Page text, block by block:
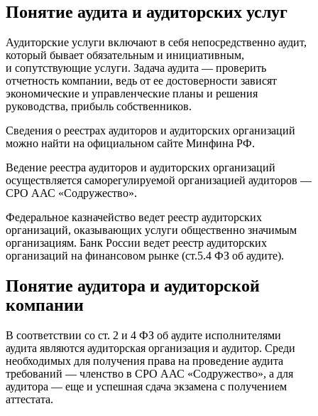
Понятие аудита и аудиторских услуг
Аудиторские услуги включают в себя непосредственно аудит,
который бывает обязательным и инициативным,
и сопутствующие услуги. Задача аудита — проверить
отчетность компании, ведь от ее достоверности зависят
экономические и управленческие планы и решения
руководства, прибыль собственников.
Сведения о реестрах аудиторов и аудиторских организаций
можно найти на официальном сайте Минфина РФ.
Ведение реестра аудиторов и аудиторских организаций
осуществляется саморегулируемой организацией аудиторов —
СРО ААС «Содружество».
Федеральное казначейство ведет реестр аудиторских
организаций, оказывающих услуги общественно значимым
организациям. Банк России ведет реестр аудиторских
организаций на финансовом рынке (ст.5.4 ФЗ об аудите).
Понятие аудитора и аудиторской
компании
В соответствии со ст. 2 и 4 ФЗ об аудите исполнителями
аудита являются аудиторская организация и аудитор. Среди
необходимых для получения права на проведение аудита
требований — членство в СРО ААС «Содружество», а для
аудитора — еще и успешная сдача экзамена с получением
аттестата.